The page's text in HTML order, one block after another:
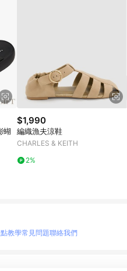
蝴
$1,990
編織漁夫涼鞋
CHARLES & KEITH
2%
教學常見問題聯絡我們